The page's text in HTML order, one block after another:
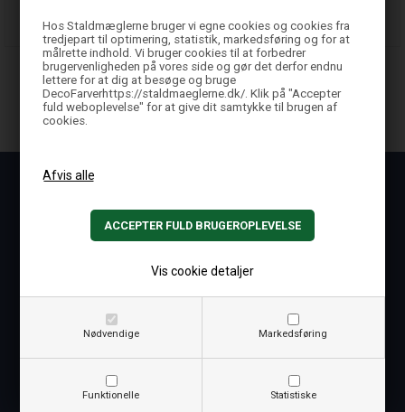
Hos Staldmæglerne bruger vi egne cookies og cookies fra
tredjepart til optimering, statistik, markedsføring og for at
målrette indhold. Vi bruger cookies til at forbedrer
brugervenligheden på vores side og gør det derfor endnu
lettere for at dig at besøge og bruge
DecoFarverhttps://staldmaeglerne.dk/. Klik på "Accepter
fuld weboplevelse" for at give dit samtykke til brugen af
cookies.
Nødvendige Markedsføring
Funktionelle Statistiske
Vis cookie detaljer
BESTIL BESTIL
Kontakt
Staldmæglerne A/S
Tirslundvej 34
Ring direkte til lager på
+45 69884403
Skriv til os på